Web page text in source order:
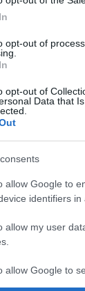
opt-out of
opt-out of
Data that
allow Google to
identifiers in
allow my user
allow Google to